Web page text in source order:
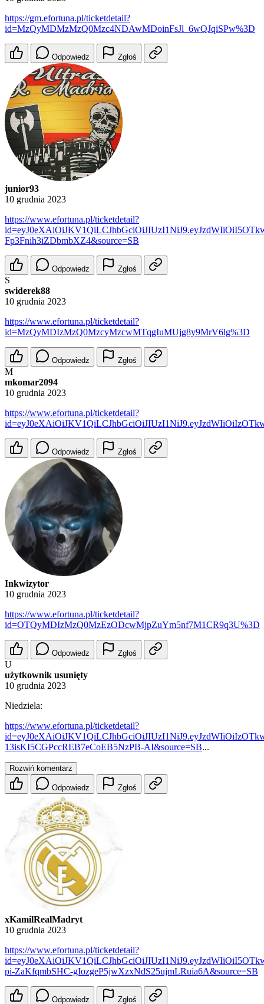
https://gm.efortuna.pl/ticketdetail?
id=MzQyMDMzMzQ0Mzc4NDAwMDoinFsJl_6wQJqiSPw%3D
Odpowiedz Zgłoś
junior93
10 grudnia 2023
https://www.efortuna.pl/ticketdetail?
Fp3Fnih3iZDbmbXZ4&source=SB
Odpowiedz Zgłoś
S
swiderek88
10 grudnia 2023
https://www.efortuna.pl/ticketdetail?
id=MzQyMDIzMzQ0MzcyMzcwMTqgIuMUjg8y9MrV6lg%3D
Odpowiedz Zgłoś
M
mkomar2094
10 grudnia 2023
https://www.efortuna.pl/ticketdetail?
Odpowiedz Zgłoś
Inkwizytor
10 grudnia 2023
https://www.efortuna.pl/ticketdetail?
id=OTQyMDIzMzQ0MzEzODcwMjpZuYm5nf7M1CR9q3U%3D
Odpowiedz Zgłoś
U
użytkownik usunięty
10 grudnia 2023
Niedziela:
https://www.efortuna.pl/ticketdetail?
13isKI5CGPccREB7eCoEB5NzPB-AI&source=SB...
Rozwiń komentarz
Odpowiedz Zgłoś
xKamilRealMadryt
10 grudnia 2023
https://www.efortuna.pl/ticketdetail?
pi-ZaKfqmbSHC-gIozgeP5jwXzxNdS25ujmLRuia6A&source=SB
Odpowiedz Zgłoś